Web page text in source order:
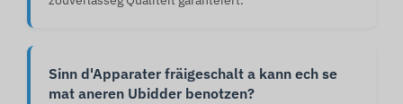
Sinn d'Apparater fräigeschalt a kann ech se
mat aneren Ubidder benotzen?